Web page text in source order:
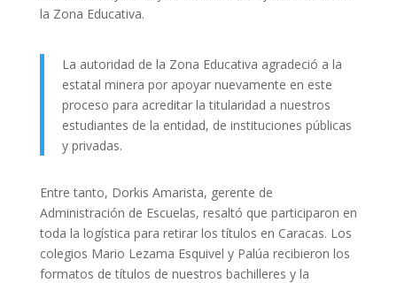
la Zona Educativa.
La autoridad de la Zona Educativa agradeció a la
estatal minera por apoyar nuevamente en este
proceso para acreditar la titularidad a nuestros
estudiantes de la entidad, de instituciones públicas
y privadas.
Entre tanto, Dorkis Amarista, gerente de
Administración de Escuelas, resaltó que participaron en
toda la logística para retirar los títulos en Caracas. Los
colegios Mario Lezama Esquivel y Palúa recibieron los
formatos de títulos de nuestros bachilleres y la